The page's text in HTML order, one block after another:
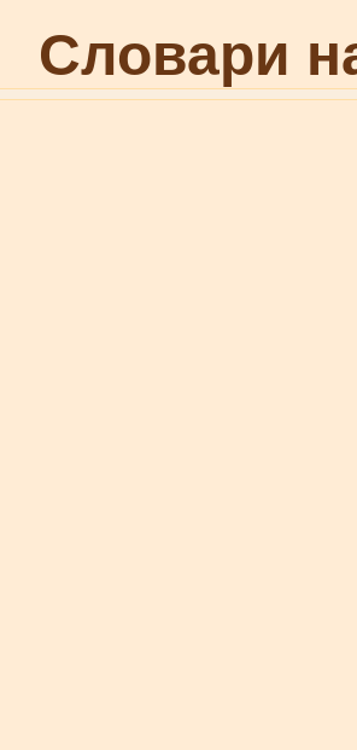
Словари